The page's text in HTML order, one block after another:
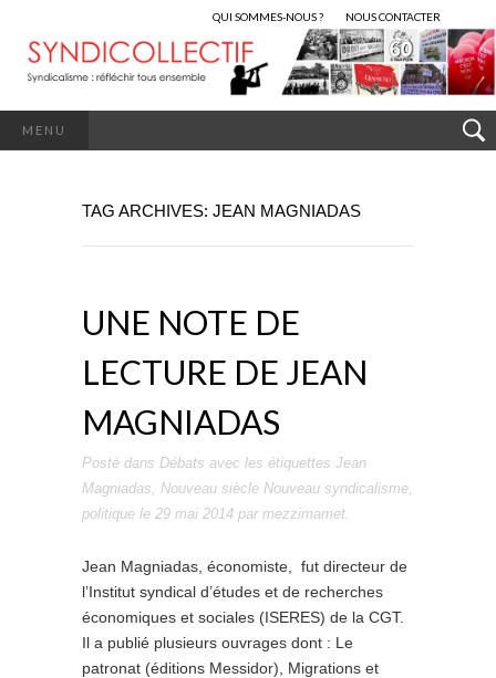
QUI SOMMES-NOUS ? NOUS CONTACTER
MENU
TAG ARCHIVES: JEAN MAGNIADAS
UNE NOTE DE
LECTURE DE JEAN
MAGNIADAS
Posté dans Débats avec les étiquettes Jean
Magniadas, Nouveau siècle Nouveau syndicalisme,
politique le 29 mai 2014 par mezzimamet.
Jean Magniadas, économiste, fut directeur de
l’Institut syndical d’études et de recherches
économiques et sociales (ISERES) de la CGT.
Il a publié plusieurs ouvrages dont : Le
patronat (éditions Messidor), Migrations et